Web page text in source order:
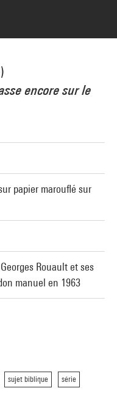
encore sur le
papier marouflé sur
Rouault et ses
manuel en 1963
sujet biblique série
Migeat/Dist. GrandPalaisRmn